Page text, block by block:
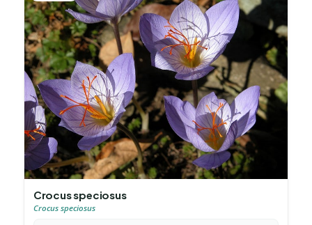
Crocus speciosus
Crocus speciosus